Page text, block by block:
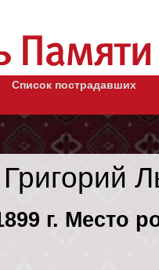
Список пострадавших
Григорий
г. Место